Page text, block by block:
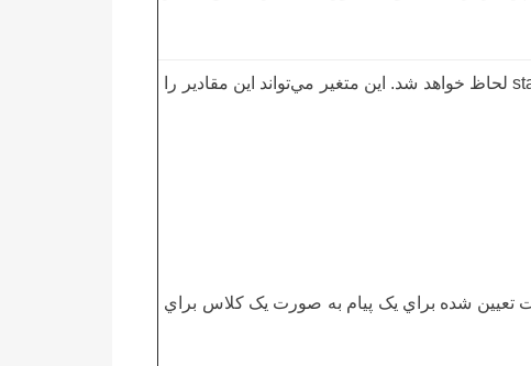
نوع پيام است. در صورتي که نوع پيام تعيين نشود، نوع status لحاظ خواهد شد. اين متغير مي‌تواند اين مقادير را
تعيين شده براي يک پيام به صورت يک کلاس براي